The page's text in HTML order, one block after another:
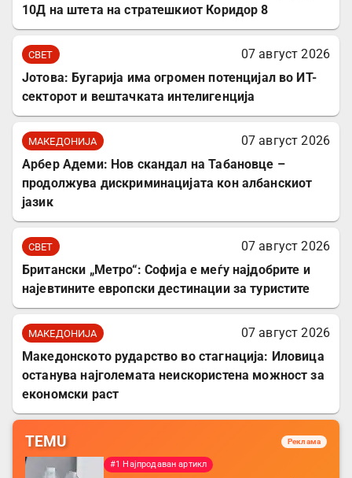
10Д на штета на стратешкиот Коридор 8
СВЕТ
07 август 2026
Јотова: Бугарија има огромен потенцијал во ИТ-
секторот и вештачката интелигенција
МАКЕДОНИЈА
07 август 2026
Арбер Адеми: Нов скандал на Табановце –
продолжува дискриминацијата кон албанскиот
јазик
СВЕТ
07 август 2026
Британски „Метро“: Софија е меѓу најдобрите и
најевтините европски дестинации за туристите
МАКЕДОНИЈА
07 август 2026
Македонското рударство во стагнација: Иловица
останува најголемата неискористена можност за
економски раст
TEMU Реклама
#1 Најпродаван артикл